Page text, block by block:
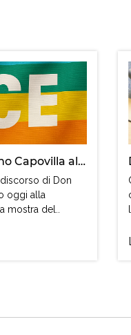
Il discorso di Don Nandino Capovilla alla mostra del cinema di Venezia
di Don
oggi alla
mostra del..